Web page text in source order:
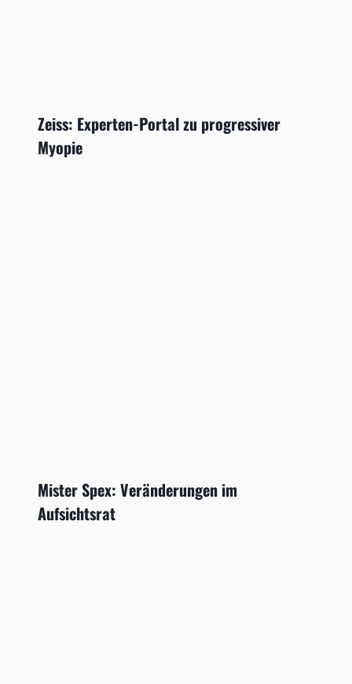
Zeiss: Experten-Portal zu progressiver
Myopie
Mister Spex: Veränderungen im
Aufsichtsrat